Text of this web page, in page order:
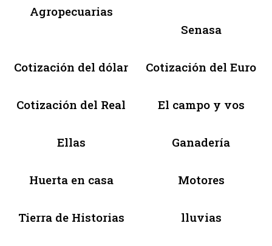
Agropecuarias
Senasa
Cotización del dólar Cotización del Euro
Cotización del Real El campo y vos
Ellas Ganadería
Huerta en casa Motores
Tierra de Historias lluvias